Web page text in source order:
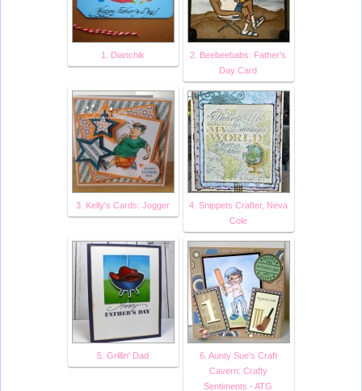
1. Dianchik
2. Beebeebabs: Father's
Day Card
3. Kelly's Cards: Jogger
4. Snippets Crafter, Neva
Cole
5. Grillin' Dad
6. Aunty Sue's Craft
Cavern: Crafty
Sentiments - ATG